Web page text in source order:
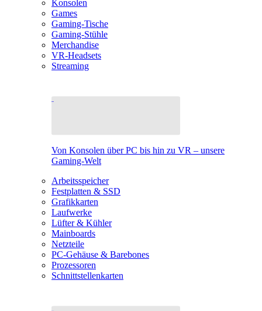
Konsolen
Games
Gaming-Tische
Gaming-Stühle
Merchandise
VR-Headsets
Streaming
Von Konsolen über PC bis hin zu VR – unsere
Gaming-Welt
Arbeitsspeicher
Festplatten & SSD
Grafikkarten
Laufwerke
Lüfter & Kühler
Mainboards
Netzteile
PC-Gehäuse & Barebones
Prozessoren
Schnittstellenkarten